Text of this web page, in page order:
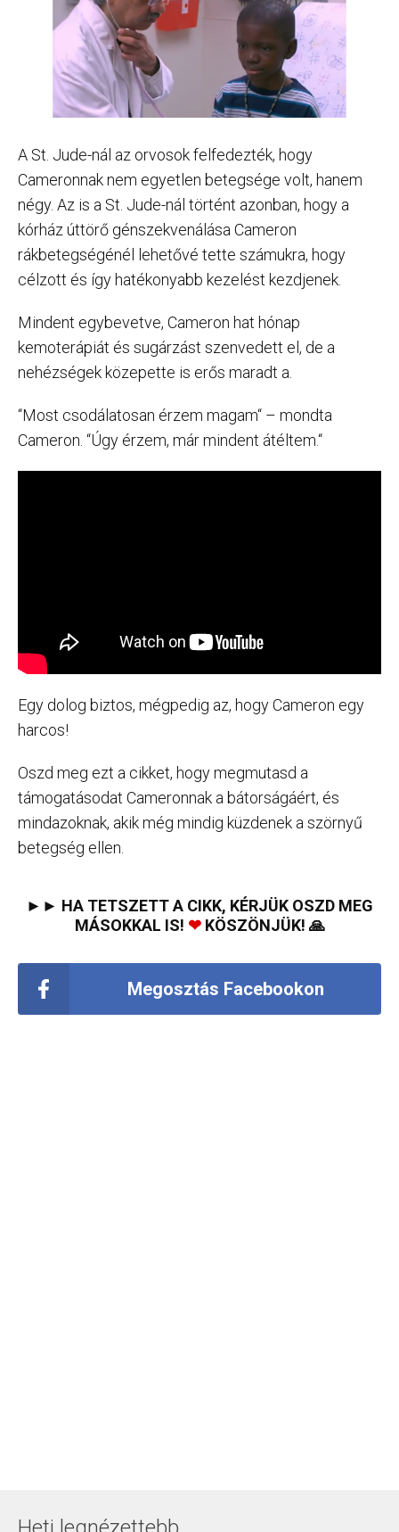
A St. Jude-nál az orvosok felfedezték, hogy
Cameronnak nem egyetlen betegsége volt, hanem
négy. Az is a St. Jude-nál történt azonban, hogy a
kórház úttörő génszekvenálása Cameron
rákbetegségénél lehetővé tette számukra, hogy
célzott és így hatékonyabb kezelést kezdjenek.
Mindent egybevetve, Cameron hat hónap
kemoterápiát és sugárzást szenvedett el, de a
nehézségek közepette is erős maradt a.
“Most csodálatosan érzem magam“ – mondta
Cameron. “Úgy érzem, már mindent átéltem.“
Egy dolog biztos, mégpedig az, hogy Cameron egy
harcos!
Oszd meg ezt a cikket, hogy megmutasd a
támogatásodat Cameronnak a bátorságáért, és
mindazoknak, akik még mindig küzdenek a szörnyű
betegség ellen.
►► HA TETSZETT A CIKK, KÉRJÜK OSZD MEG
MÁSOKKAL IS! ❤KÖSZÖNJÜK! 🙏
Megosztás Facebookon